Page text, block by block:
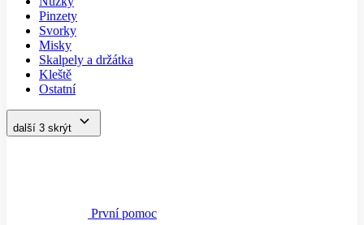
Pinzety
Svorky
Misky
Skalpely a držátka
Kleště
Ostatní
další 3 skrýt
První pomoc